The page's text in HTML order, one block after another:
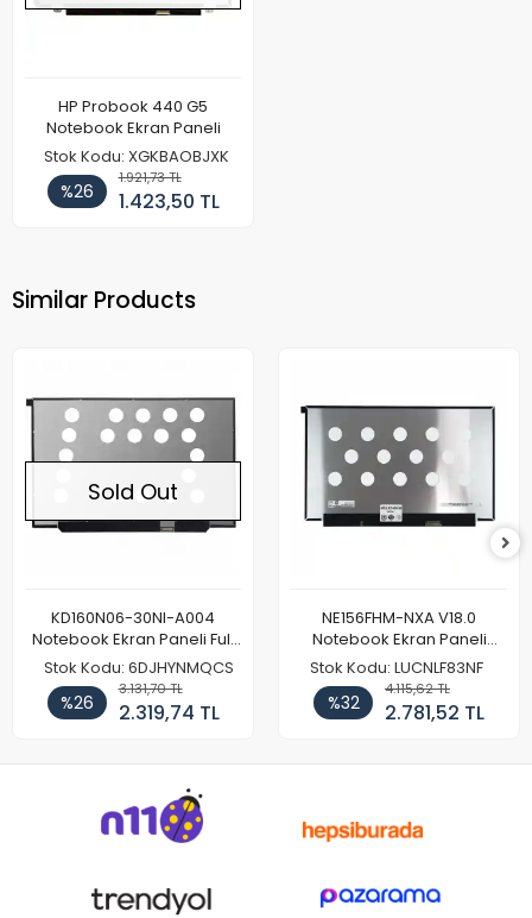
HP Probook 440 G5
Notebook Ekran Paneli
Stok Kodu: XGKBAOBJXK
%26
1.921,73 TL
1.423,50 TL
Similar Products
Sold Out
KD160N06-30NI-A004
Notebook Ekran Paneli Full
HD
Stok Kodu: 6DJHYNMQCS
%26
3.131,70 TL
2.319,74 TL
NE156FHM-NXA V18.0
Notebook Ekran Paneli
144Hz
Stok Kodu: LUCNLF83NF
%32
4.115,62 TL
2.781,52 TL